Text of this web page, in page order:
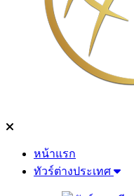
หน้าแรก
ทัวร์ต่างประเทศ